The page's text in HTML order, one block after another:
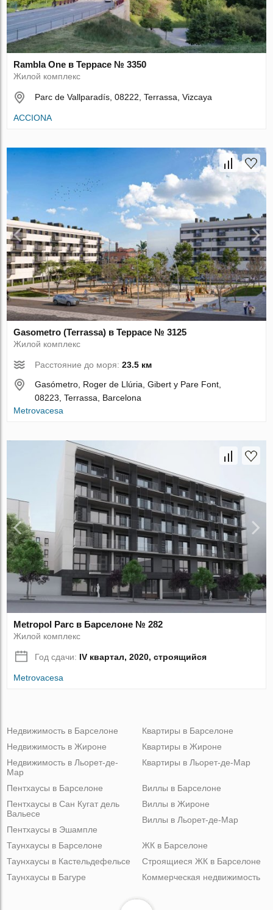
Rambla One в Террасе № 3350
Жилой комплекс
Parc de Vallparadís, 08222, Terrassa, Vizcaya
ACCIONA
Gasometro (Terrassa) в Террасе № 3125
Жилой комплекс
Расстояние до моря:23.5 км
Gasómetro, Roger de Llúria, Gibert y Pare Font,
08223, Terrassa, Barcelona
Metrovacesa
Metropol Parc в Барселоне № 282
Жилой комплекс
Год сдачи: IV квартал, 2020, строящийся
Metrovacesa
Недвижимость в Барселоне
Недвижимость в Жироне
Недвижимость в Льорет-де-
Мар
Квартиры в Барселоне
Квартиры в Жироне
Квартиры в Льорет-де-Мар
Пентхаусы в Барселоне
Пентхаусы в Сан Кугат дель
Вальесе
Пентхаусы в Эшампле
Виллы в Барселоне
Виллы в Жироне
Виллы в Льорет-де-Мар
Таунхаусы в Барселоне
Таунхаусы в Кастельдефельсе
Таунхаусы в Багуре
ЖК в Барселоне
Строящиеся ЖК в Барселоне
Коммерческая недвижимость